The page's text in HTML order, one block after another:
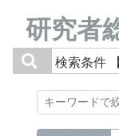
研究者
検索条件